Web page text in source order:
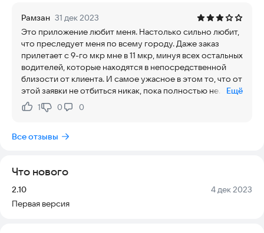
Рамзан 31 дек 2023
Это приложение любит меня. Настолько сильно любит,
что преследует меня по всему городу. Даже заказ
прилетает с 9-го мкр мне в 11 мкр, минуя всех остальных
водителей, которые находятся в непосредственной
близости от клиента. И самое ужасное в этом то, что от
этой заявки не отбиться никак, пока полностью не
Ещё
Нравится:
1Не нравится:
0 0
Все отзывы
Что нового
Версия:
2.10 Дата:
4 дек 2023
Первая версия